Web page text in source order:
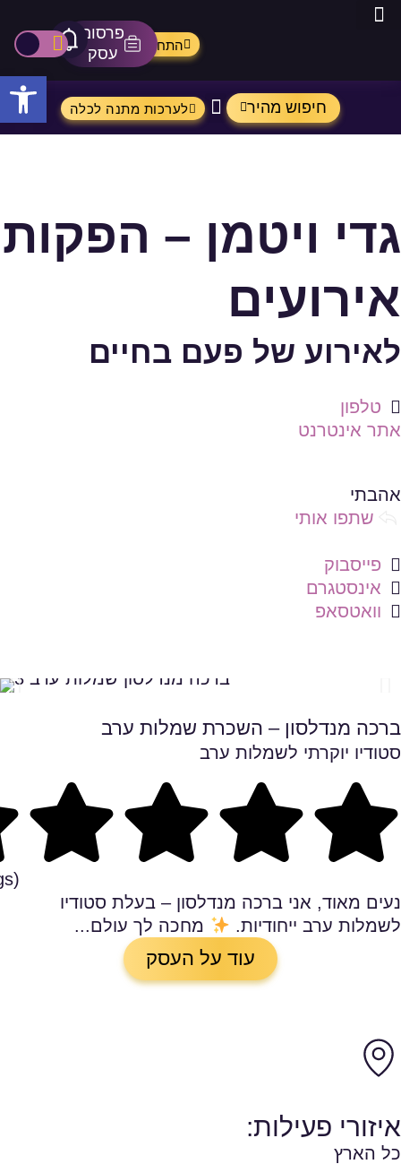
התחברות
פרסום
עסק
חיפוש מהיר לערכות מתנה לכלה
גדי ויטמן – הפקות
אירועים
לאירוע של פעם בחיים
טלפון
אתר אינטרנט
שמירה ברשימת מועדפים
אהבתי
שתפו אותי
פייסבוק
אינסטגרם
וואטסאפ
ברכה מנדלסון – השכרת שמלות ערב
סטודיו יוקרתי לשמלות ערב
שמירה ברשימת מועדפים
נעים מאוד, אני ברכה מנדלסון – בעלת סטודיו
לשמלות ערב ייחודיות.
מחכה לך עולם...
עוד על העסק
איזורי פעילות:
כל הארץ